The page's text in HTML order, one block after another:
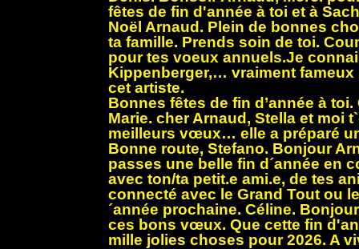
fêtes de fin d'année à toi et à
Noël Arnaud. Plein de bonnes
ta famille. Prends soin de toi.
pour tes voeux annuels.Je
Kippenberger,… vraiment fameux
cet artiste.
Bonnes fêtes de fin d’année à
Marie. cher Arnaud, Stella et moi
meilleurs vœux… elle a préparé
Bonne route, Stefano. Bonjour
passes une belle fin d´année en
avec ton/ta petit.e ami.e, de tes
connecté avec le Grand Tout ou
´année prochaine. Céline.
ces bons vœux. Que cette fin
mille jolies choses pour 2026. A